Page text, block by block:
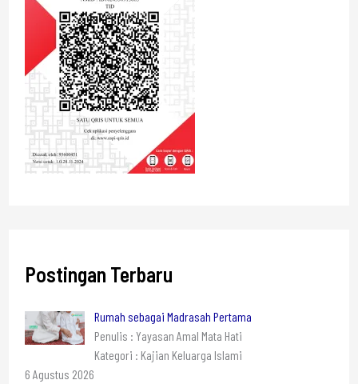
Postingan Terbaru
Rumah sebagai Madrasah Pertama
Penulis : Yayasan Amal Mata Hati
Kategori : Kajian Keluarga Islami
6 Agustus 2026